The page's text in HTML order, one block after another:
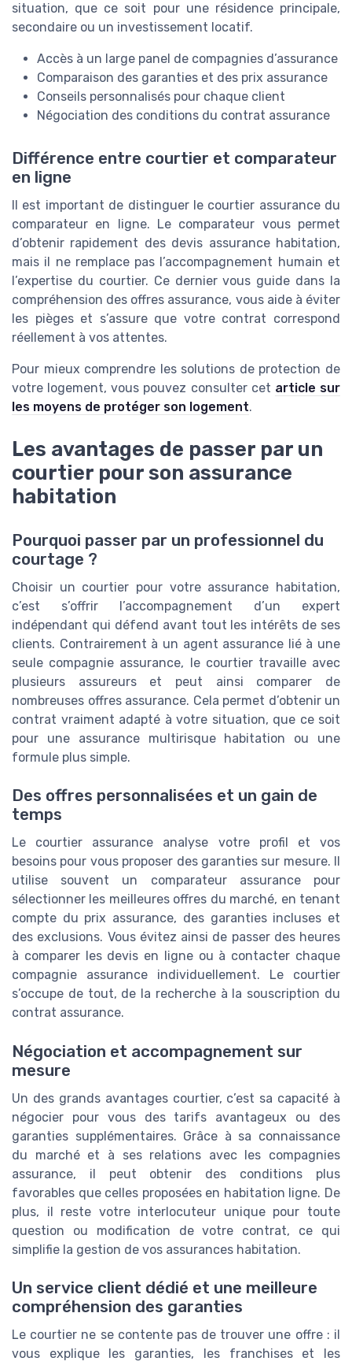
situation, que ce soit pour une résidence principale,
secondaire ou un investissement locatif.
Accès à un large panel de compagnies d’assurance
Comparaison des garanties et des prix assurance
Conseils personnalisés pour chaque client
Négociation des conditions du contrat assurance
Différence entre courtier et comparateur
en ligne
Il est important de distinguer le courtier assurance du
comparateur en ligne. Le comparateur vous permet
d’obtenir rapidement des devis assurance habitation,
mais il ne remplace pas l’accompagnement humain et
l’expertise du courtier. Ce dernier vous guide dans la
compréhension des offres assurance, vous aide à éviter
les pièges et s’assure que votre contrat correspond
réellement à vos attentes.
Pour mieux comprendre les solutions de protection de
votre logement, vous pouvez consulter cet article sur
les moyens de protéger son logement.
Les avantages de passer par un
courtier pour son assurance
habitation
Pourquoi passer par un professionnel du
courtage ?
Choisir un courtier pour votre assurance habitation,
c’est s’offrir l’accompagnement d’un expert
indépendant qui défend avant tout les intérêts de ses
clients. Contrairement à un agent assurance lié à une
seule compagnie assurance, le courtier travaille avec
plusieurs assureurs et peut ainsi comparer de
nombreuses offres assurance. Cela permet d’obtenir un
contrat vraiment adapté à votre situation, que ce soit
pour une assurance multirisque habitation ou une
formule plus simple.
Des offres personnalisées et un gain de
temps
Le courtier assurance analyse votre profil et vos
besoins pour vous proposer des garanties sur mesure. Il
utilise souvent un comparateur assurance pour
sélectionner les meilleures offres du marché, en tenant
compte du prix assurance, des garanties incluses et
des exclusions. Vous évitez ainsi de passer des heures
à comparer les devis en ligne ou à contacter chaque
compagnie assurance individuellement. Le courtier
s’occupe de tout, de la recherche à la souscription du
contrat assurance.
Négociation et accompagnement sur
mesure
Un des grands avantages courtier, c’est sa capacité à
négocier pour vous des tarifs avantageux ou des
garanties supplémentaires. Grâce à sa connaissance
du marché et à ses relations avec les compagnies
assurance, il peut obtenir des conditions plus
favorables que celles proposées en habitation ligne. De
plus, il reste votre interlocuteur unique pour toute
question ou modification de votre contrat, ce qui
simplifie la gestion de vos assurances habitation.
Un service client dédié et une meilleure
compréhension des garanties
Le courtier ne se contente pas de trouver une offre : il
vous explique les garanties, les franchises et les